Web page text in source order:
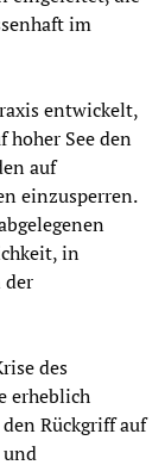
im
entwickelt,
See den
auf
einzusperren.
in
der
des
erheblich
Rückgriff auf